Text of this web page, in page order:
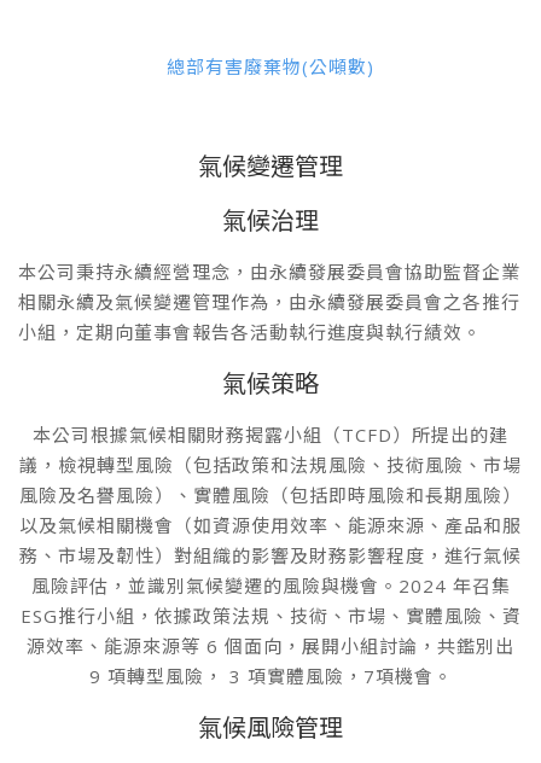
總部有害廢棄物(公噸數)
氣候變遷管理
氣候治理
本公司秉持永續經營理念，由永續發展委員會協助監督企業
相關永續及氣候變遷管理作為，由永續發展委員會之各推行
小組，定期向董事會報告各活動執行進度與執行績效。
氣候策略
本公司根據氣候相關財務揭露小組（TCFD）所提出的建
議，檢視轉型風險（包括政策和法規風險、技術風險、市場
風險及名譽風險）、實體風險（包括即時風險和長期風險）
以及氣候相關機會（如資源使用效率、能源來源、產品和服
務、市場及韌性）對組織的影響及財務影響程度，進行氣候
風險評估，並識別氣候變遷的風險與機會。2024 年召集
ESG推行小組，依據政策法規、技術、市場、實體風險、資
源效率、能源來源等 6 個面向，展開小組討論，共鑑別出
9 項轉型風險， 3 項實體風險，7項機會。
氣候風險管理